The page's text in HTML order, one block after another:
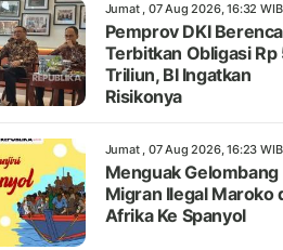
Jumat , 07 Aug 2026, 16:32 WIB
Pemprov DKI
Terbitkan Obligasi Rp
Triliun, BI Ingatkan
Risikonya
Jumat , 07 Aug 2026, 16:23 WIB
Menguak Gelombang
Migran Ilegal Maroko
Afrika Ke Spanyol